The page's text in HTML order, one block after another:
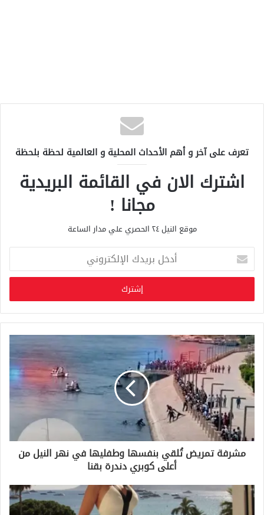
تعرف على آخر و أهم الأحداث المحلية و العالمية لحظة بلحظة
اشترك الان في القائمة البريدية
مجانا !
موقع النيل ٢٤ الحصري علي مدار الساعة
خ
ب
ر
ي
د
ك
ا
ل
إ
ل
ر
مشرفة تمريض تُلقي بنفسها وطفليها في نهر النيل من
أعلى كوبري دندرة بقنا